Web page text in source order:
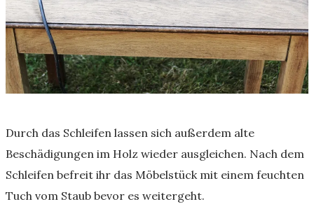
Durch das Schleifen lassen sich außerdem alte
Beschädigungen im Holz wieder ausgleichen. Nach dem
Schleifen befreit ihr das Möbelstück mit einem feuchten
Tuch vom Staub bevor es weitergeht.